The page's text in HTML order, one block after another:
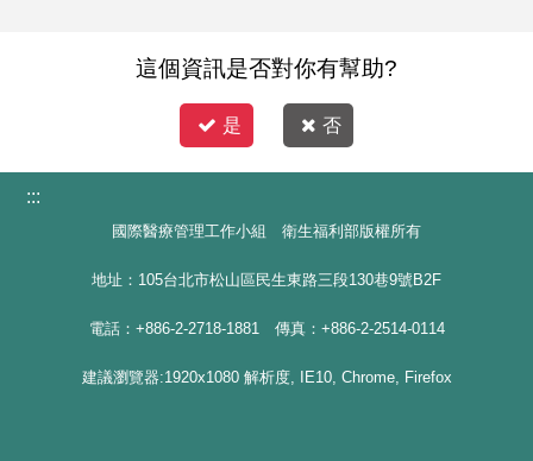
這個資訊是否對你有幫助?
是 否
:::
國際醫療管理工作小組 衛生福利部版權所有
地址：105台北市松山區民生東路三段130巷9號B2F
電話：+886-2-2718-1881 傳真：+886-2-2514-0114
建議瀏覽器:1920x1080 解析度, IE10, Chrome, Firefox